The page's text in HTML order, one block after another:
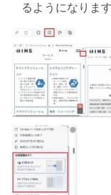
るようになります